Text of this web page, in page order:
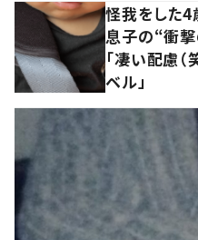
怪我をした4
息子の“衝
「凄い配慮（
ベル」